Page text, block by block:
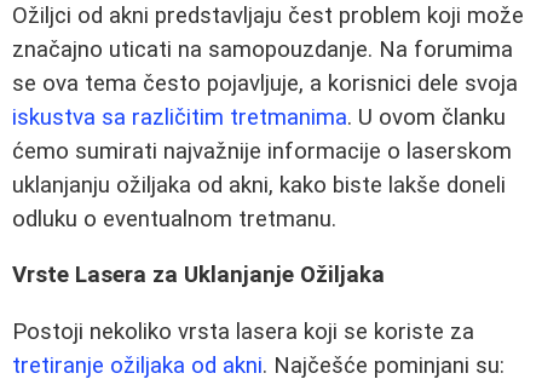
Ožiljci od akni predstavljaju čest problem koji može
značajno uticati na samopouzdanje. Na forumima
se ova tema često pojavljuje, a korisnici dele svoja
iskustva sa različitim tretmanima. U ovom članku
ćemo sumirati najvažnije informacije o laserskom
uklanjanju ožiljaka od akni, kako biste lakše doneli
odluku o eventualnom tretmanu.
Vrste Lasera za Uklanjanje Ožiljaka
Postoji nekoliko vrsta lasera koji se koriste za
tretiranje ožiljaka od akni. Najčešće pominjani su: